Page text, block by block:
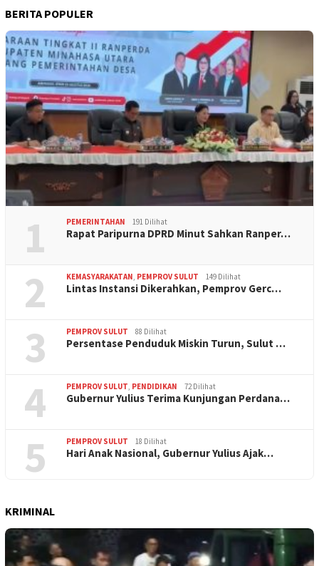
BERITA POPULER
1 PEMERINTAHAN 191 Dilihat
Rapat Paripurna DPRD Minut Sahkan Ranper…
2 KEMASYARAKATAN, PEMPROV SULUT 149 Dilihat
Lintas Instansi Dikerahkan, Pemprov Gerc…
3 PEMPROV SULUT 88 Dilihat
Persentase Penduduk Miskin Turun, Sulut …
4 PEMPROV SULUT, PENDIDIKAN 72 Dilihat
Gubernur Yulius Terima Kunjungan Perdana…
5 PEMPROV SULUT 18 Dilihat
Hari Anak Nasional, Gubernur Yulius Ajak…
KRIMINAL